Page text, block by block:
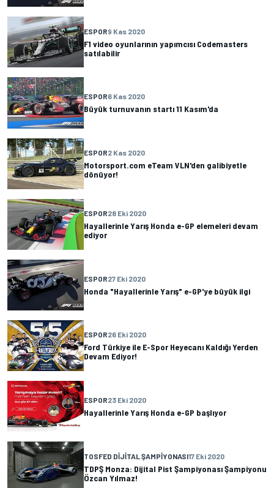
ESPOR9 Kas 2020
F1 video oyunlarının yapımcısı Codemasters
satılabilir
ESPOR6 Kas 2020
Büyük turnuvanın startı 11 Kasım'da
ESPOR2 Kas 2020
Motorsport.com eTeam VLN'den galibiyetle
dönüyor!
ESPOR28 Eki 2020
Hayallerinle Yarış Honda e-GP elemeleri devam
ediyor
ESPOR27 Eki 2020
Honda "Hayallerinle Yarış" e-GP'ye büyük ilgi
ESPOR26 Eki 2020
Ford Türkiye ile E-Spor Heyecanı Kaldığı Yerden
Devam Ediyor!
ESPOR23 Eki 2020
Hayallerinle Yarış Honda e-GP başlıyor
TOSFED DIJITAL ŞAMPIYONASI17 Eki 2020
TDPŞ Monza: Dijital Pist Şampiyonası Şampiyonu
Özcan Yılmaz!